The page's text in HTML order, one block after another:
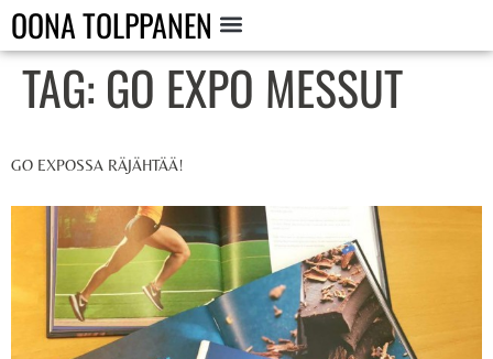
OONA TOLPPANEN
TAG: GO EXPO MESSUT
GO EXPOSSA RÄJÄHTÄÄ!